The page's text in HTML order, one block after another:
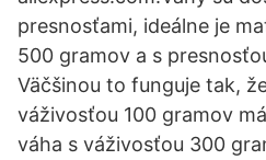
presnosťami, ideálne je
500 gramov a s
Väčšinou to funguje tak,
váživosťou 100 gramov
váha s váživosťou 300